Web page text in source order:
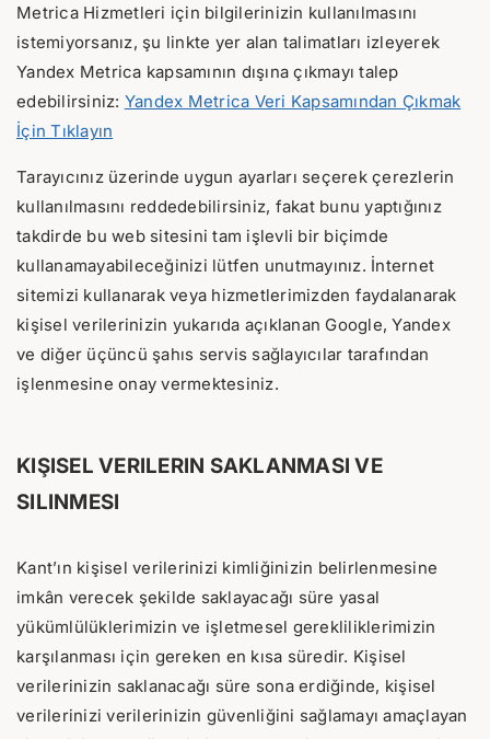
Metrica Hizmetleri için bilgilerinizin kullanılmasını
istemiyorsanız, şu linkte yer alan talimatları izleyerek
Yandex Metrica kapsamının dışına çıkmayı talep
edebilirsiniz: Yandex Metrica Veri Kapsamından Çıkmak
İçin Tıklayın
Tarayıcınız üzerinde uygun ayarları seçerek çerezlerin
kullanılmasını reddedebilirsiniz, fakat bunu yaptığınız
takdirde bu web sitesini tam işlevli bir biçimde
kullanamayabileceğinizi lütfen unutmayınız. İnternet
sitemizi kullanarak veya hizmetlerimizden faydalanarak
kişisel verilerinizin yukarıda açıklanan Google, Yandex
ve diğer üçüncü şahıs servis sağlayıcılar tarafından
işlenmesine onay vermektesiniz.
KIŞISEL VERILERIN SAKLANMASI VE
SILINMESI
Kant’ın kişisel verilerinizi kimliğinizin belirlenmesine
imkân verecek şekilde saklayacağı süre yasal
yükümlülüklerimizin ve işletmesel gerekliliklerimizin
karşılanması için gereken en kısa süredir. Kişisel
verilerinizin saklanacağı süre sona erdiğinde, kişisel
verilerinizi verilerinizin güvenliğini sağlamayı amaçlayan